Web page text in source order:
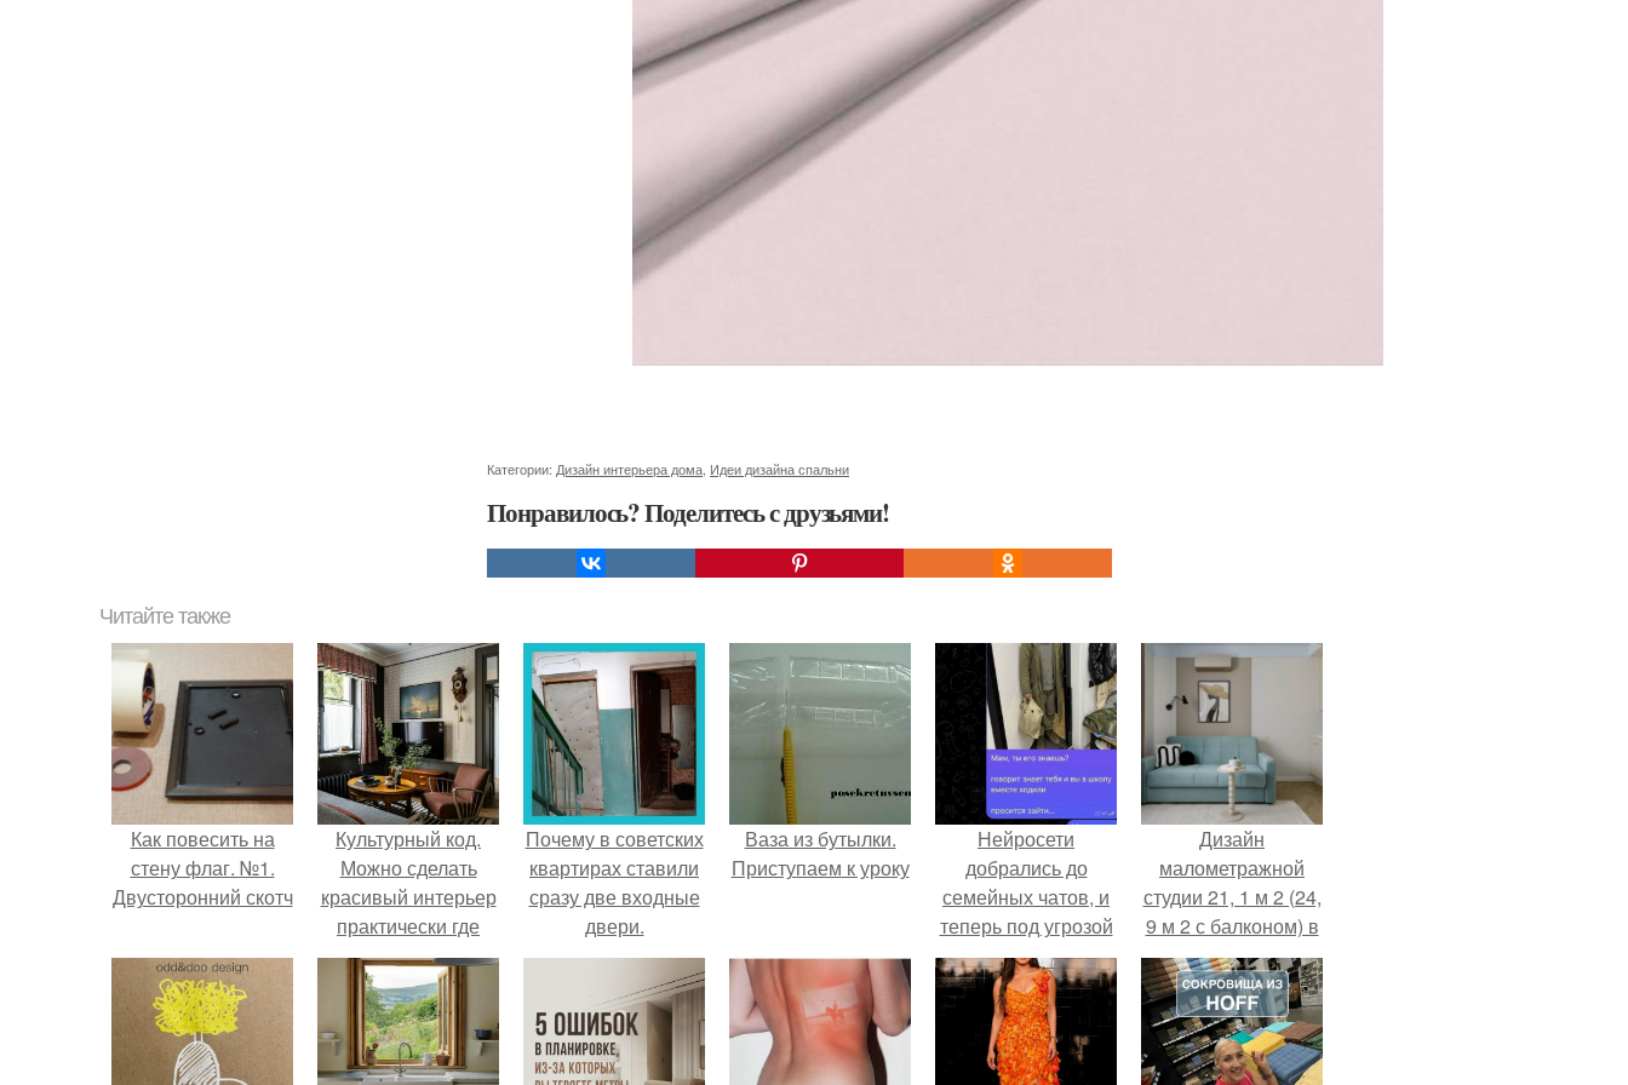
Категории: Дизайн интерьера дома Идеи дизайна спальни
Понравилось? Поделитесь с друзьями!
Читайте также
Как повесить на
стену флаг. №1.
Двусторонний скотч
Культурный код.
Можно сделать
красивый интерьер
практически где
угодно.
Почему в советских
квартирах ставили
сразу две входные
двери.
Ваза из бутылки.
Приступаем к уроку
Нейросети
добрались до
семейных чатов, и
теперь под угрозой
мамины нервы.
Дизайн
малометражной
студии 21, 1 м 2 (24,
9 м 2 с балконом) в
Краснодаре.